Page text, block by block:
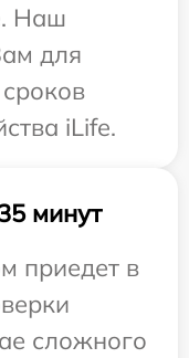
Наш
для
iLife.
минут
приедет в
сложного